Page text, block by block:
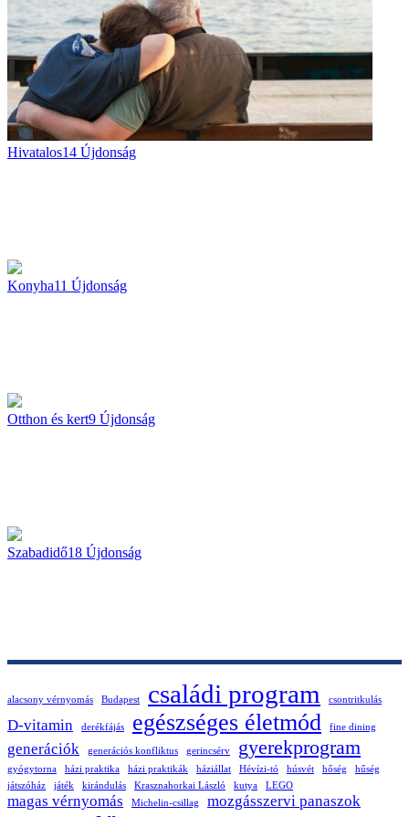
Hivatalos14 Újdonság
Konyha11 Újdonság
Otthon és kert9 Újdonság
Szabadidő18 Újdonság
alacsony vérnyomás Budapest családi program csontritkulás
D-vitamin derékfájás egészséges életmód fine dining
generációk generációs konfliktus gerincsérv gyerekprogram
gyógytorna házi praktika házi praktikák háziállat Hévízi-tó húsvét hőség
hűség
játszóház
játék kirándulás Krasznahorkai László kutya LEGO
magas vérnyomás Michelin-csillag mozgásszervi panaszok